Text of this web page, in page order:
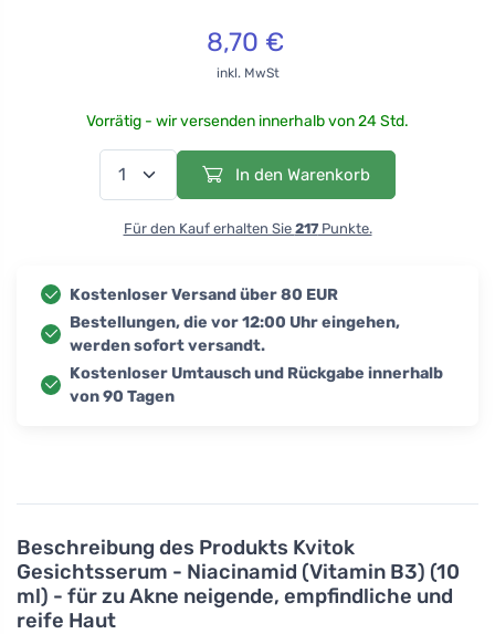
Beschreibung des Produkts Kvitok
Gesichtsserum - Niacinamid (Vitamin B3) (10
ml) - für zu Akne neigende, empfindliche und
reife Haut
8,70 €
inkl. MwSt
Vorrätig - wir versenden innerhalb von 24 Std.
In den Warenkorb
Für den Kauf erhalten Sie 217Punkte.
Kostenloser Versand über 80 EUR
Bestellungen, die vor 12:00 Uhr eingehen,
werden sofort versandt.
Kostenloser Umtausch und Rückgabe innerhalb
von 90 Tagen